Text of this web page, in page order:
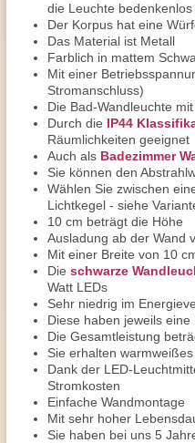
die Leuchte
Der Korpus hat eine
Das Material ist Metall
Farblich in mattem
Mit einer
Stromanschluss)
Die Bad-Wandleuchte
Durch die IP44
Räumlichkeiten geeignet
Auch als Badezimmer
Sie können den
Wählen Sie zwischen
Lichtkegel - siehe
10 cm beträgt die Höhe
Ausladung ab der Wand
Mit einer Breite von 10
Die schwarze
Watt LEDs
Sehr niedrig im
Diese haben jeweils
Die Gesamtleistung
Sie erhalten
Dank der LED-
Stromkosten
Einfache Wandmontage
Mit sehr hoher
Sie haben bei uns 5